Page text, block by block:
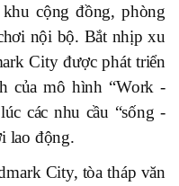
cộng đồng, phòng
nội bộ. Bắt nhịp xu
City được phát triển
của mô hình “Work -
các nhu cầu “sống -
lao động.
City, tòa tháp văn